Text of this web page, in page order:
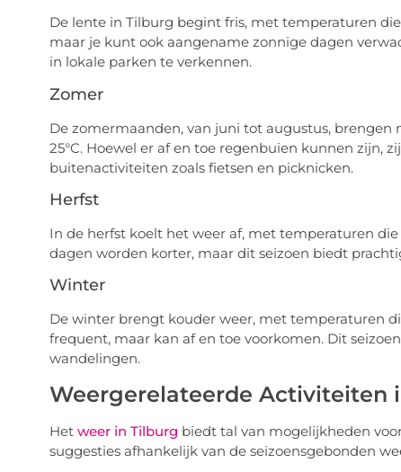
De lente in Tilburg begint fris, met temperaturen
maar je kunt ook aangename zonnige dagen
in lokale parken te verkennen.
Zomer
De zomermaanden, van juni tot augustus,
25°C. Hoewel er af en toe regenbuien kunnen zijn,
buitenactiviteiten zoals fietsen en picknicken.
Herfst
In de herfst koelt het weer af, met temperaturen die
dagen worden korter, maar dit seizoen biedt
Winter
De winter brengt kouder weer, met temperaturen
frequent, maar kan af en toe voorkomen. Dit
wandelingen.
Weergerelateerde Activiteiten
Het weer in Tilburg biedt tal van mogelijkheden
suggesties afhankelijk van de seizoensgebonden